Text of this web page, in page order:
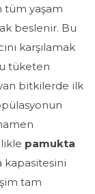
tüm yaşam
beslenir. Bu
karşılamak
tüketen
bitkilerde ilk
pamukta
kapasitesini
tam